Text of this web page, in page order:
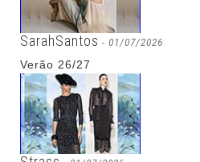
SarahSantos - 01/07/2026
Verão 26/27